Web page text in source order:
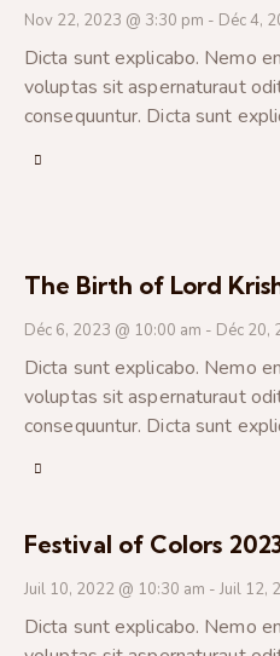
Nov 22, 2023 @ 3:30 pm - Déc 4,
Dicta sunt explicabo. Nemo
voluptas sit aspernaturaut
consequuntur. Dicta sunt
The Birth of Lord
Déc 6, 2023 @ 10:00 am - Déc 20,
Dicta sunt explicabo. Nemo
voluptas sit aspernaturaut
consequuntur. Dicta sunt
Festival of Colors
Juil 10, 2022 @ 10:30 am - Juil 12,
Dicta sunt explicabo. Nemo